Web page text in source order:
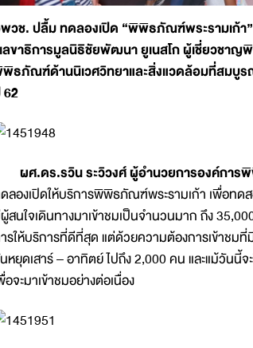
วช. ปลื้ม ทดลองเปิด “พิพิธภัณฑ์พระรามเก้า
ลขาธิการมูลนิธิชัยพัฒนา ยูเนสโก ผู้เชี่ยวช
ธภัณฑ์ด้านนิเวศวิทยาและสิ่งแวดล้อมที่สมบูร
ผศ.ดร.รวิน ระวิวงศ์ ผู้อำนวยการองค์กา
ลองเปิดให้บริการพิพิธภัณฑ์พระรามเก้า เพื่อทด
สนใจเดินทางมาเข้าชมเป็นจำนวนมาก ถึง
รให้บริการที่ดีที่สุด แต่ด้วยความต้องการเข้าชมที่
หยุดเสาร์ – อาทิตย์ ไปถึง 2,000 คน และแม้วันนี้
อจะมาเข้าชมอย่างต่อเนื่อง